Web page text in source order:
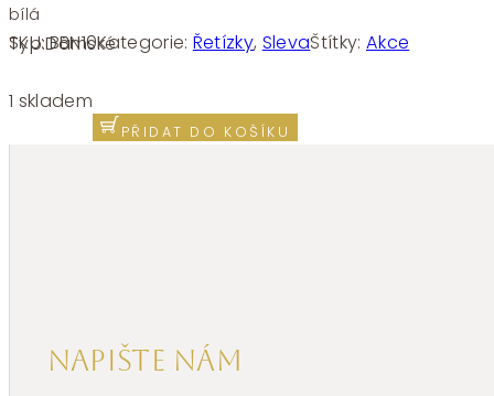
bílá
SKU:BBN10Kategorie: Řetízky, SlevaŠtítky: Akce
Typ:Dámské
1 sklademřetízek
nekonečno
PŘIDAT DO KOŠÍKU
Napište nám